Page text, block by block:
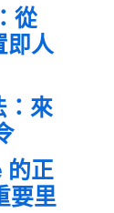
從
即人
：來
的正
要里